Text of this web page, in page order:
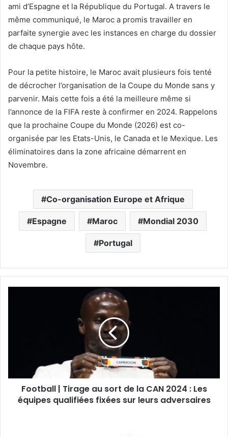
ami d’Espagne et la République du Portugal. A travers le
même communiqué, le Maroc a promis travailler en
parfaite synergie avec les instances en charge du dossier
de chaque pays hôte.
Pour la petite histoire, le Maroc avait plusieurs fois tenté
de décrocher l’organisation de la Coupe du Monde sans y
parvenir. Mais cette fois a été la meilleure même si
l’annonce de la FIFA reste à confirmer en 2024. Rappelons
que la prochaine Coupe du Monde (2026) est co-
organisée par les Etats-Unis, le Canada et le Mexique. Les
éliminatoires dans la zone africaine démarrent en
Novembre.
Co-organisation Europe et Afrique
Espagne Maroc Mondial 2030
Portugal
Football | Tirage au sort de la CAN 2024 : Les
équipes qualifiées fixées sur leurs adversaires